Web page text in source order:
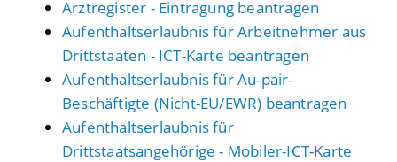
Arztregister - Eintragung beantragen
Aufenthaltserlaubnis für Arbeitnehmer aus
Drittstaaten - ICT-Karte beantragen
Aufenthaltserlaubnis für Au-pair-
Beschäftigte (Nicht-EU/EWR) beantragen
Aufenthaltserlaubnis für
Drittstaatsangehörige - Mobiler-ICT-Karte